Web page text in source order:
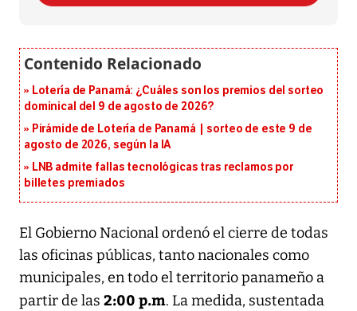
Lotería de Panamá: ¿Cuáles son los premios del sorteo
dominical del 9 de agosto de 2026?
Pirámide de Lotería de Panamá | sorteo de este 9 de
agosto de 2026, según la IA
LNB admite fallas tecnológicas tras reclamos por
billetes premiados
El Gobierno Nacional ordenó el cierre de todas
las oficinas públicas, tanto nacionales como
municipales, en todo el territorio panameño a
partir de las 2:00 p.m. La medida, sustentada